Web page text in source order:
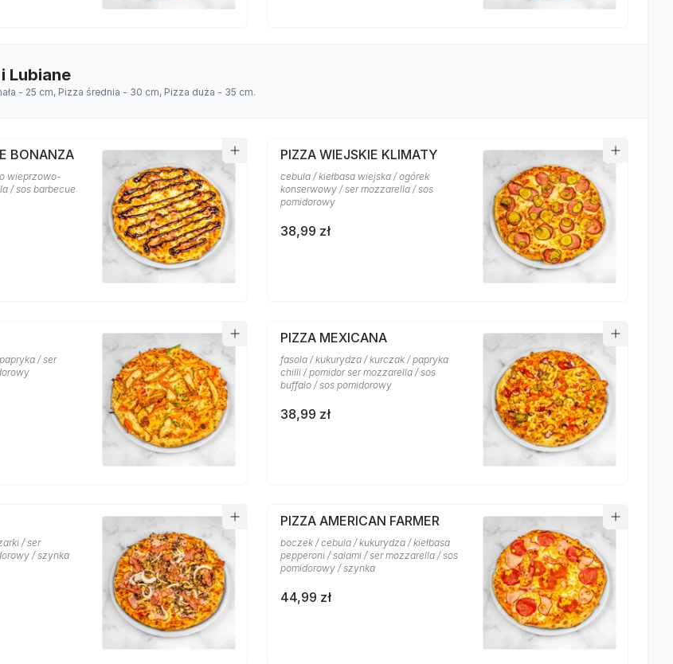
Lubiane
- 25 cm, Pizza średnia - 30 cm, Pizza duża - 35 cm.
BONANZA
wieprzowo-
/ sos barbecue
PIZZA WIEJSKIE KLIMATY
cebula / kiełbasa wiejska / ogórek
konserwowy / ser mozzarella / sos
pomidorowy
38,99 zł
/ ser
PIZZA MEXICANA
fasola / kukurydza / kurczak / papryka
chilli / pomidor ser mozzarella / sos
buffalo / sos pomidorowy
38,99 zł
/ ser
/ szynka
PIZZA AMERICAN FARMER
boczek / cebula / kukurydza / kiełbasa
pepperoni / salami / ser mozzarella / sos
pomidorowy / szynka
44,99 zł